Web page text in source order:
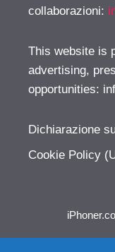
collaborazioni:
This website is
advertising,
opportunities:
Dichiarazione
Cookie Policy